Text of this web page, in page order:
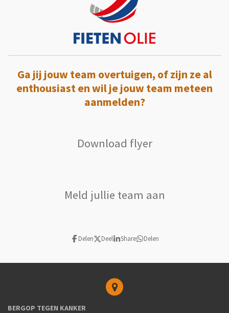
Ga jij jouw team overtuigen, of zijn ze al
enthousiast en wil je jouw team meteen
aanmelden?
Download flyer
Meld jullie team aan
Delen Deel Share Delen
BERGOP TEGEN KANKER